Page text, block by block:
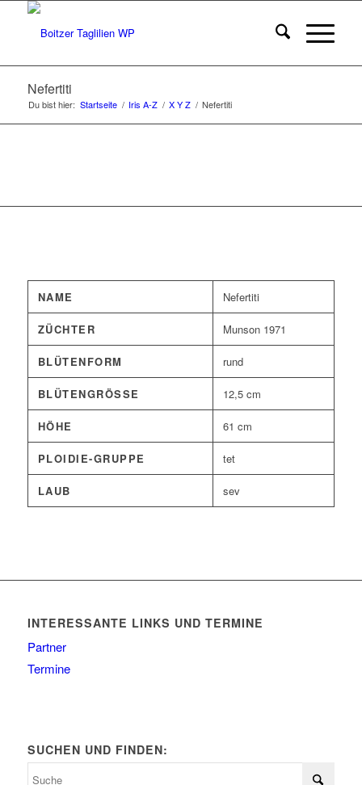
Nefertiti
Du bist hier: Startseite / Iris A-Z / X Y Z / Nefertiti
NAME Nefertiti
ZÜCHTER Munson 1971
BLÜTENFORM rund
BLÜTENGRÖSSE 12,5 cm
HÖHE 61 cm
PLOIDIE-GRUPPE tet
LAUB sev
INTERESSANTE LINKS UND TERMINE
Partner
Termine
SUCHEN UND FINDEN: